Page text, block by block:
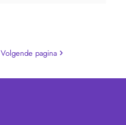
Volgende pagina